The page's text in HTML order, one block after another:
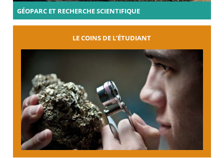
GÉOPARC ET RECHERCHE SCIENTIFIQUE
LE COINS DE L’ÉTUDIANT